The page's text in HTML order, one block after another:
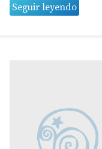
Seguir leyendo